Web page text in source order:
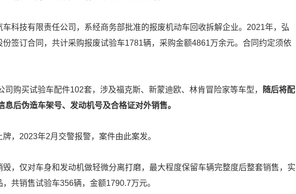
科技有限责任公司，系经商务部批准的报废机动车回收拆解企业。2021年，弘
签订合同，共计采购报废试验车1781辆，采购金额4861万余元。合同约定须依
购买试验车配件102套，涉及福克斯、新蒙迪欧、林肯冒险家等车型，
随后将配
后伪造车架号、发动机号及合格证对外销售。
，2023年2月交警报警，案件由此案发。
，仅对车身和发动机做轻微分离打磨，最大程度保留车辆完整度后整套销售，实
共销售试验车356辆，金额1790.7万元。